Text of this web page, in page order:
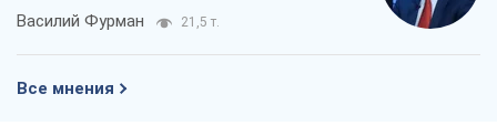
Василий Фурман 21,5 т.
Все мнения